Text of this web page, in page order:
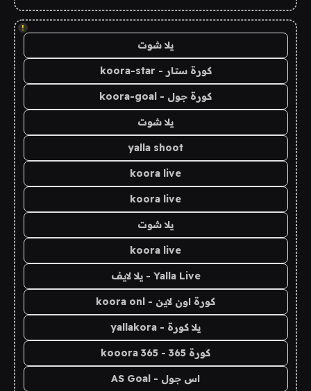
!
يلا شوت
كورة ستار - koora-star
كورة جول - koora-goal
يلا شوت
yalla shoot
koora live
koora live
يلا شوت
koora live
Yalla Live - يلا لايف
كورة اون لاين - koora onl
يلا كورة - yallakora
كورة 365 - kooora 365
اس جول - AS Goal